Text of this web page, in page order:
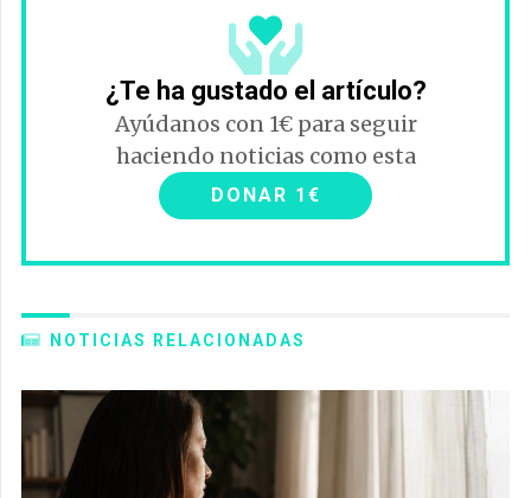
¿Te ha gustado el artículo?
Ayúdanos con 1€ para seguir
haciendo noticias como esta
DONAR 1€
NOTICIAS RELACIONADAS